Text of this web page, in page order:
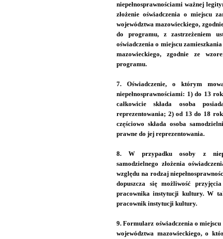
niepełnosprawnościami ważnej
złożenie oświadczenia o miejscu
województwa mazowieckiego,
do programu, z zastrzeżeniem
oświadczenia o miejscu
mazowieckiego, zgodnie ze
programu.
7. Oświadczenie, o którym
niepełnosprawnościami: 1) do 13
całkowicie składa osoba
reprezentowania; 2) od 13 do 18
częściowo składa osoba
prawne do jej reprezentowania.
8. W przypadku osoby z
samodzielnego złożenia
względu na rodzaj
dopuszcza się możliwość
pracownika instytucji kultury. W
pracownik instytucji kultury.
9. Formularz oświadczenia o
województwa mazowieckiego, o